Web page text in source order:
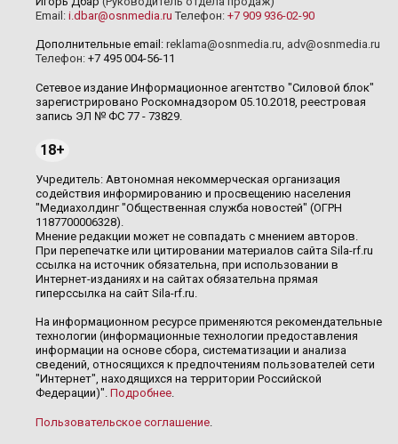
Email: i.dbar@osnmedia.ru Телефон: +7 909 936-02-90
Дополнительные email: reklama@osnmedia.ru, adv@osnmedia.ru
Телефон: +7 495 004-56-11
Сетевое издание Информационное агентство "Силовой блок"
зарегистрировано Роскомнадзором 05.10.2018, реестровая
запись ЭЛ № ФС 77 - 73829.
18+
Учредитель: Автономная некоммерческая организация
содействия информированию и просвещению населения
"Медиахолдинг "Общественная служба новостей" (ОГРН
1187700006328).
Мнение редакции может не совпадать с мнением авторов.
При перепечатке или цитировании материалов сайта Sila-rf.ru
ссылка на источник обязательна, при использовании в
Интернет-изданиях и на сайтах обязательна прямая
гиперссылка на сайт Sila-rf.ru.
На информационном ресурсе применяются рекомендательные
технологии (информационные технологии предоставления
информации на основе сбора, систематизации и анализа
сведений, относящихся к предпочтениям пользователей сети
"Интернет", находящихся на территории Российской
Федерации)". Подробнее.
Пользовательское соглашение.